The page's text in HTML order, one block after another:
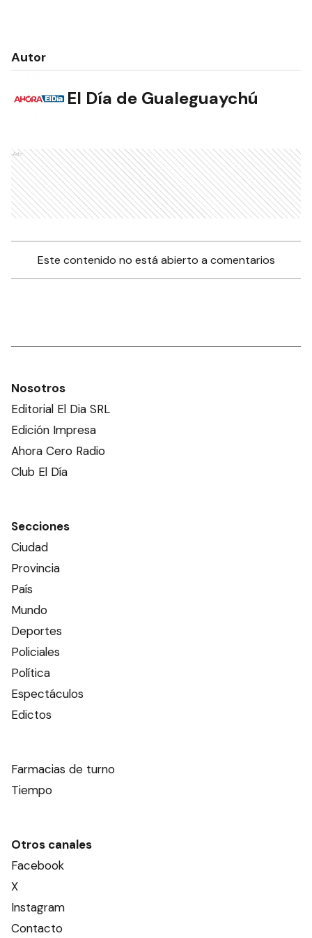
Autor
El Día de Gualeguaychú
Ads
Este contenido no está abierto a comentarios
Nosotros
Editorial El Dia SRL
Edición Impresa
Ahora Cero Radio
Club El Día
Secciones
Ciudad
Provincia
País
Mundo
Deportes
Policiales
Política
Espectáculos
Edictos
Farmacias de turno
Tiempo
Otros canales
Facebook
X
Instagram
Contacto